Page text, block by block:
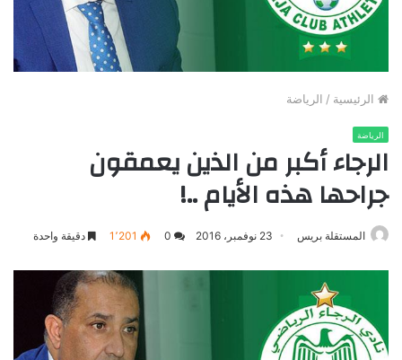
الرئيسية / الرياضة
الرياضة
الرجاء أكبر من الذين يعمقون
جراحها هذه الأيام ..!
المستقلة بريس 23 نوفمبر، 2016 0 1٬201 دقيقة واحدة